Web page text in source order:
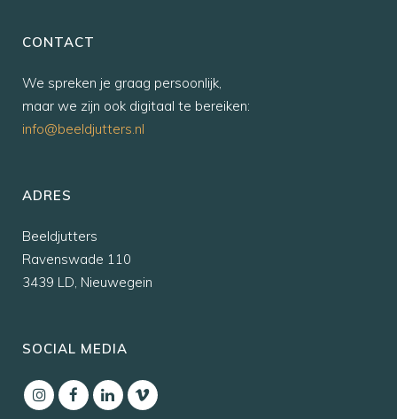
CONTACT
We spreken je graag persoonlijk,
maar we zijn ook digitaal te bereiken:
info@beeldjutters.nl
ADRES
Beeldjutters
Ravenswade 110
3439 LD, Nieuwegein
SOCIAL MEDIA